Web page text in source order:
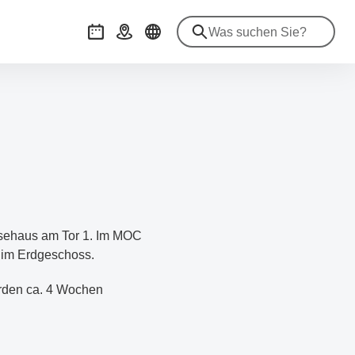
Veranstaltungen
Anreise
am Tor 1. Im MOC
Erdgeschoss.
ca. 4 Wochen